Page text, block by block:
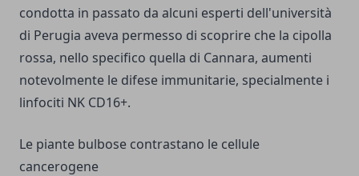
condotta in passato da alcuni esperti dell'università
di Perugia aveva permesso di scoprire che la cipolla
rossa, nello specifico quella di Cannara, aumenti
notevolmente le difese immunitarie, specialmente i
linfociti NK CD16+.
Le piante bulbose contrastano le cellule
cancerogene